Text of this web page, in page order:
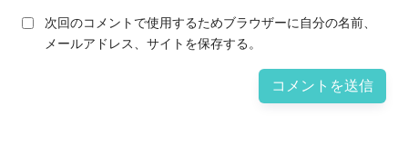
次回のコメントで使用するためブラウザーに自分の名前、
メールアドレス、サイトを保存する。